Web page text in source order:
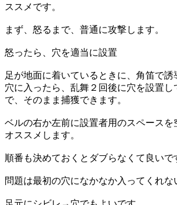
ススメです。
まず、怒るまで、普通に攻撃します。
怒ったら、穴を適当に設置
足が地面に着いているときに、角笛で誘
穴に入ったら、乱舞２回後に穴を設置し
で、そのまま捕獲できます。
ベルの右か左前に設置者用のスペースを
オススメします。
順番も決めておくとダブらなくて良いで
問題は最初の穴になかなか入ってくれな